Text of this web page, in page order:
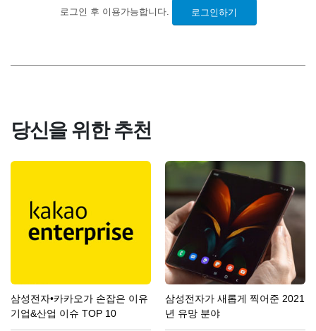
로그인 후 이용가능합니다. 로그인하기
당신을 위한 추천
삼성전자•카카오가 손잡은 이유
기업&산업 이슈 TOP 10
삼성전자가 새롭게 찍어준 2021
년 유망 분야